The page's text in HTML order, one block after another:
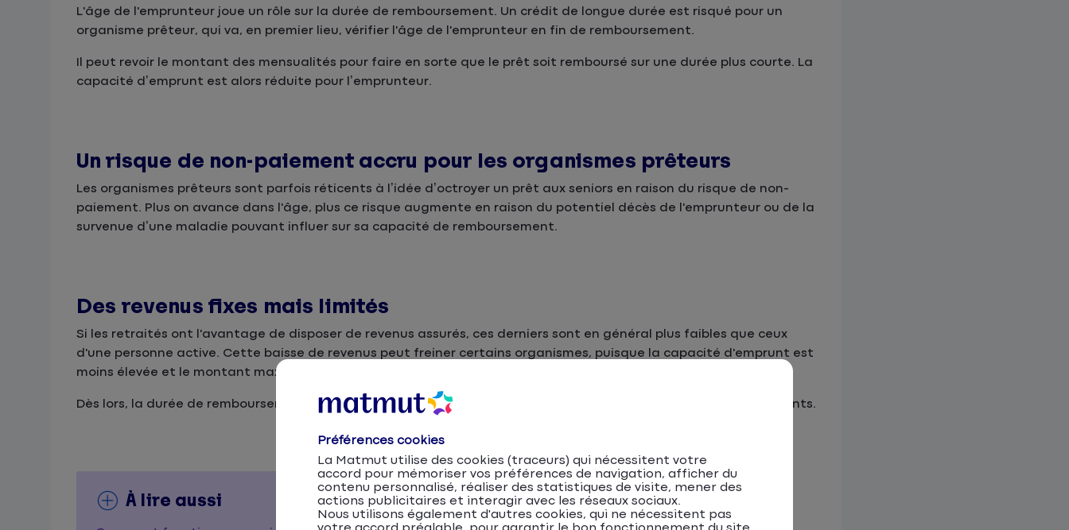
L'âge de l'emprunteur joue un rôle sur la durée de remboursement. Un crédit de longue durée est risqué pour un
organisme prêteur, qui va, en premier lieu, vérifier l'âge de l'emprunteur en fin de remboursement.
Il peut revoir le montant des mensualités pour faire en sorte que le prêt soit remboursé sur une durée plus courte. La
capacité d’emprunt est alors réduite pour l’emprunteur.
Un risque de non-paiement accru pour les organismes prêteurs
Les organismes prêteurs sont parfois réticents à l’idée d’octroyer un prêt aux seniors en raison du risque de non-
paiement. Plus on avance dans l'âge, plus ce risque augmente en raison du potentiel décès de l'emprunteur ou de la
survenue d’une maladie pouvant influer sur sa capacité de remboursement.
Des revenus fixes mais limités
Si les retraités ont l'avantage de disposer de revenus assurés, ces derniers sont en général plus faibles que ceux
d'une personne active. Cette baisse de revenus peut freiner certains organismes, puisque la capacité d'emprunt est
moins élevée et le montant maximal des mensualités est limité.
Dès lors, la durée de remboursement s'étale dans le temps. Les risques de maladie et de décès sont plus importants.
À lire aussi
Préférences cookies
La Matmut utilise des cookies (traceurs) qui nécessitent votre
accord pour mémoriser vos préférences de navigation, afficher du
contenu personnalisé, réaliser des statistiques de visite, mener des
actions publicitaires et interagir avec les réseaux sociaux.
Nous utilisons également d'autres cookies, qui ne nécessitent pas